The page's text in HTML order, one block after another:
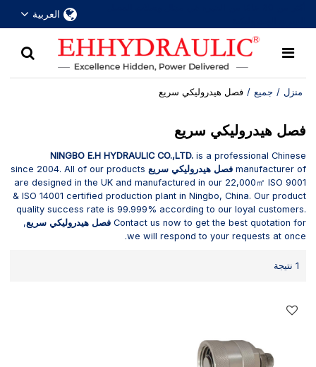
العربية
منزل / جميع / فصل هيدروليكي سريع
فصل هيدروليكي سريع
NINGBO E.H HYDRAULIC CO.,LTD.is a professional Chinese
manufacturer of فصل هيدروليكي سريع since 2004. All of our products
are designed in the UK and manufactured in our 22,000㎡ ISO 9001
& ISO 14001 certified production plant in Ningbo, China. Our product
quality success rate is 99.999% according to our loyal customers.
Contact us now to get the best quotation for فصل هيدروليكي سريع,
we will respond to your requests at once.
1 نتيجة